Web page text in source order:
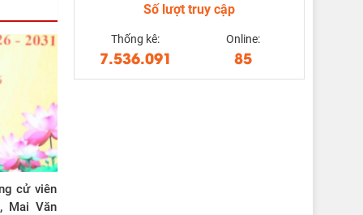
cử viên
Mai Văn
Số lượt truy cập
Thống kê:
7.536.091
Online:
85